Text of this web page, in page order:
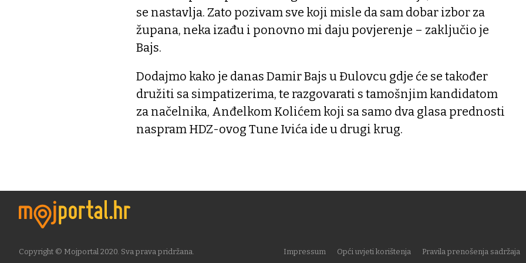
se nastavlja. Zato pozivam sve koji misle da sam dobar izbor za
župana, neka izađu i ponovno mi daju povjerenje – zaključio je
Bajs.
Dodajmo kako je danas Damir Bajs u Đulovcu gdje će se također
družiti sa simpatizerima, te razgovarati s tamošnjim kandidatom
za načelnika, Anđelkom Kolićem koji sa samo dva glasa prednosti
naspram HDZ-ovog Tune Ivića ide u drugi krug.
Copyright © Mojportal 2020. Sva prava pridržana. Impressum Opći uvjeti korištenja Pravila prenošenja sadržaja